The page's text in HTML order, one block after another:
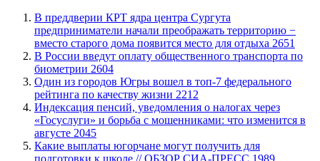
​В преддверии КРТ ядра центра Сургута
предприниматели начали преображать территорию −
вместо старого дома появится место для отдыха 2651
В России введут оплату общественного транспорта по
биометрии 2604
Один из городов Югры вошел в топ-7 федерального
рейтинга по качеству жизни 2212
​Индексация пенсий, уведомления о налогах через
«Госуслуги» и борьба с мошенниками: что изменится в
августе 2045
Какие выплаты югорчане могут получить для
подготовки к школе // ОБЗОР СИА-ПРЕСС 1989